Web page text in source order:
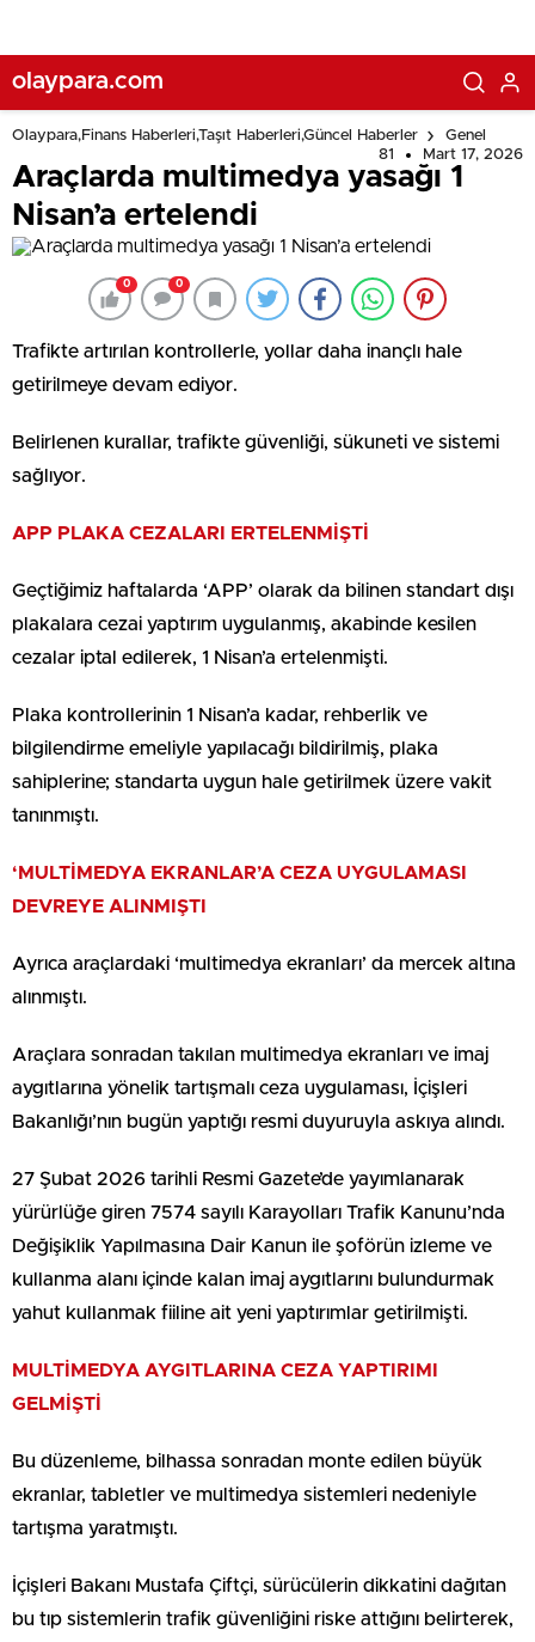
olaypara.com
Olaypara,Finans Haberleri,Taşıt Haberleri,Güncel Haberler
Genel
81
Mart 17, 2026
Araçlarda multimedya yasağı 1
Nisan’a ertelendi
0 0
Trafikte artırılan kontrollerle, yollar daha inançlı hale
getirilmeye devam ediyor.
Belirlenen kurallar, trafikte güvenliği, sükuneti ve sistemi
sağlıyor.
APP PLAKA CEZALARI ERTELENMİŞTİ
Geçtiğimiz haftalarda ‘APP’ olarak da bilinen standart dışı
plakalara cezai yaptırım uygulanmış, akabinde kesilen
cezalar iptal edilerek, 1 Nisan’a ertelenmişti.
Plaka kontrollerinin 1 Nisan’a kadar, rehberlik ve
bilgilendirme emeliyle yapılacağı bildirilmiş, plaka
sahiplerine; standarta uygun hale getirilmek üzere vakit
tanınmıştı.
‘MULTİMEDYA EKRANLAR’A CEZA UYGULAMASI
DEVREYE ALINMIŞTI
Ayrıca araçlardaki ‘multimedya ekranları’ da mercek altına
alınmıştı.
Araçlara sonradan takılan multimedya ekranları ve imaj
aygıtlarına yönelik tartışmalı ceza uygulaması, İçişleri
Bakanlığı’nın bugün yaptığı resmi duyuruyla askıya alındı.
27 Şubat 2026 tarihli Resmi Gazete’de yayımlanarak
yürürlüğe giren 7574 sayılı Karayolları Trafik Kanunu’nda
Değişiklik Yapılmasına Dair Kanun ile şoförün izleme ve
kullanma alanı içinde kalan imaj aygıtlarını bulundurmak
yahut kullanmak fiiline ait yeni yaptırımlar getirilmişti.
MULTİMEDYA AYGITLARINA CEZA YAPTIRIMI
GELMİŞTİ
Bu düzenleme, bilhassa sonradan monte edilen büyük
ekranlar, tabletler ve multimedya sistemleri nedeniyle
tartışma yaratmıştı.
İçişleri Bakanı Mustafa Çiftçi, sürücülerin dikkatini dağıtan
bu tıp sistemlerin trafik güvenliğini riske attığını belirterek,